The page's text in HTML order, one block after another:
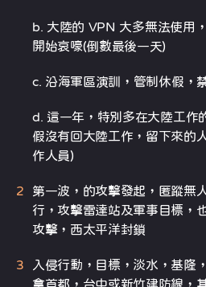
b. 大陸的 VPN 大多無法使用
開始哀嚎(倒數最後一天)
c. 沿海軍區演訓，管制休假，
d. 這一年，特別多在大陸工作
假沒有回大陸工作，留下來的
作人員)
第一波，的攻擊發起，匿蹤無
行，攻擊雷達站及軍事目標，
攻擊，西太平洋封鎖
入侵行動，目標，淡水，基隆
拿首都，台中或新竹建防線，